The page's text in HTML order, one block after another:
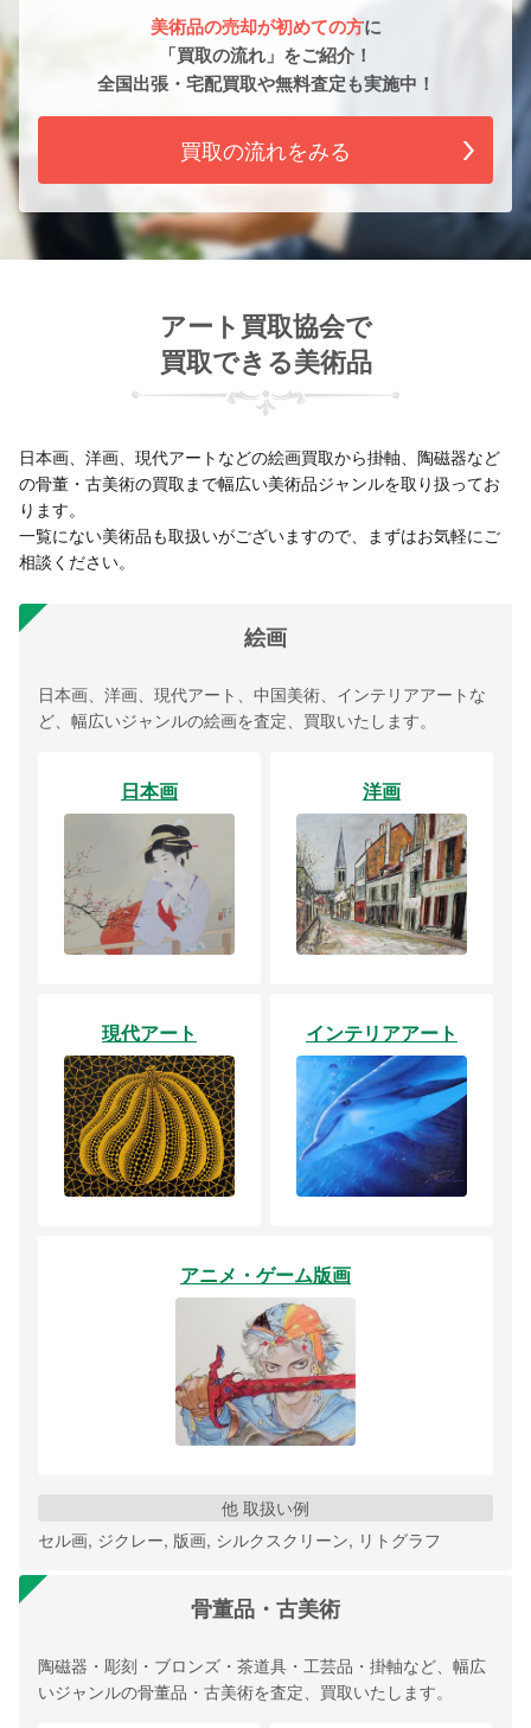
美術品の売却が初めての方に
「買取の流れ」をご紹介！
全国出張・宅配買取や無料査定も実施中！
買取の流れをみる
アート買取協会で
買取できる美術品
日本画、洋画、現代アートなどの絵画買取から掛軸、陶磁器など
の骨董・古美術の買取まで幅広い美術品ジャンルを取り扱ってお
ります。
一覧にない美術品も取扱いがございますので、まずはお気軽にご
相談ください。
絵画
日本画、洋画、現代アート、中国美術、インテリアアートな
ど、幅広いジャンルの絵画を査定、買取いたします。
日本画 洋画
現代アート インテリアアート
アニメ・ゲーム版画
他 取扱い例
セル画, ジクレー, 版画, シルクスクリーン, リトグラフ
骨董品・古美術
陶磁器・彫刻・ブロンズ・茶道具・工芸品・掛軸など、幅広
いジャンルの骨董品・古美術を査定、買取いたします。